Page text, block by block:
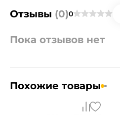
Отзывы (0)0
Пока отзывов нет
Похожие товары